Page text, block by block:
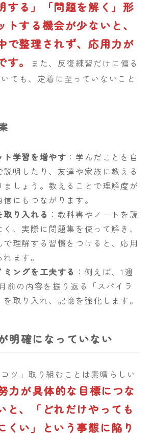
する」「問題を解く」形
トする機会が少ないと、
で整理されず、応用力が
。
また、反復練習だけに偏る
ても、定着に至っていないこと
ト学習を増やす ：学んだことを自
明したり、友達や家族に教える
ましょう。教えることで理解度が
にもつながります。
り入れる ：教科書やノートを読
、実際に問題集を使って解き、
で理解する習慣をつけると、応用
ます。
ングを工夫する ：例えば、1週
前の内容を振り返る「スパイラ
取り入れ、記憶を強化します。
明確になっていない
コツ」取り組むことは素晴らしい
力が具体的な目標につな
と、「どれだけやっても
くい」という事態に陥り